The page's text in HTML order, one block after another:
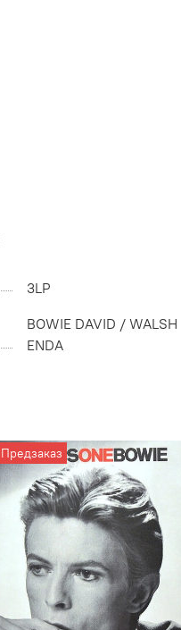
3LP
BOWIE DAVID / WALSH
ENDA
Предзаказ